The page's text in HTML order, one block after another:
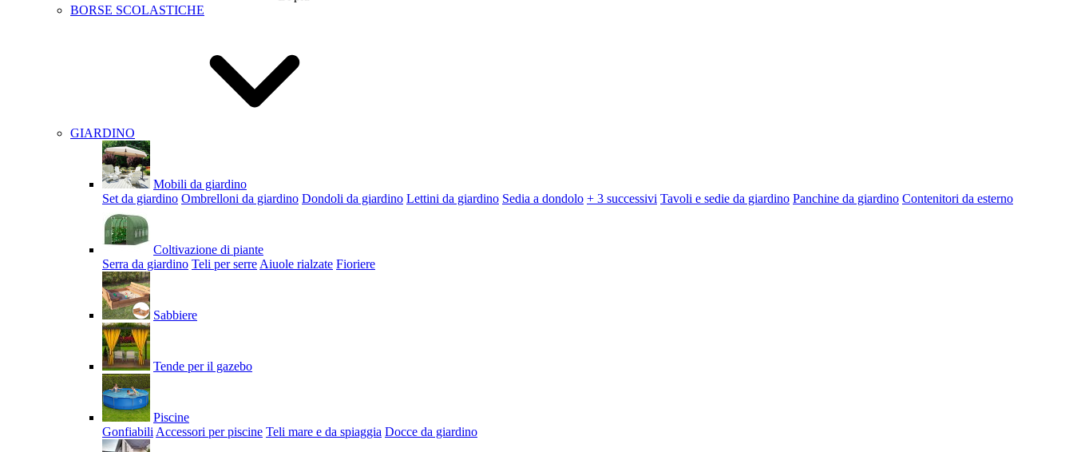
BORSE SCOLASTICHE
GIARDINO
Mobili da giardino
Set da giardino Ombrelloni da giardino Dondoli da giardino Lettini da giardino Sedia a dondolo + 3 successivi Tavoli e sedie da giardino Panchine da giardino Contenitori da esterno
Coltivazione di piante
Serra da giardino Teli per serre Aiuole rialzate Fioriere
Sabbiere
Tende per il gazebo
Piscine
Gonfiabili Accessori per piscine Teli mare e da spiaggia Docce da giardino